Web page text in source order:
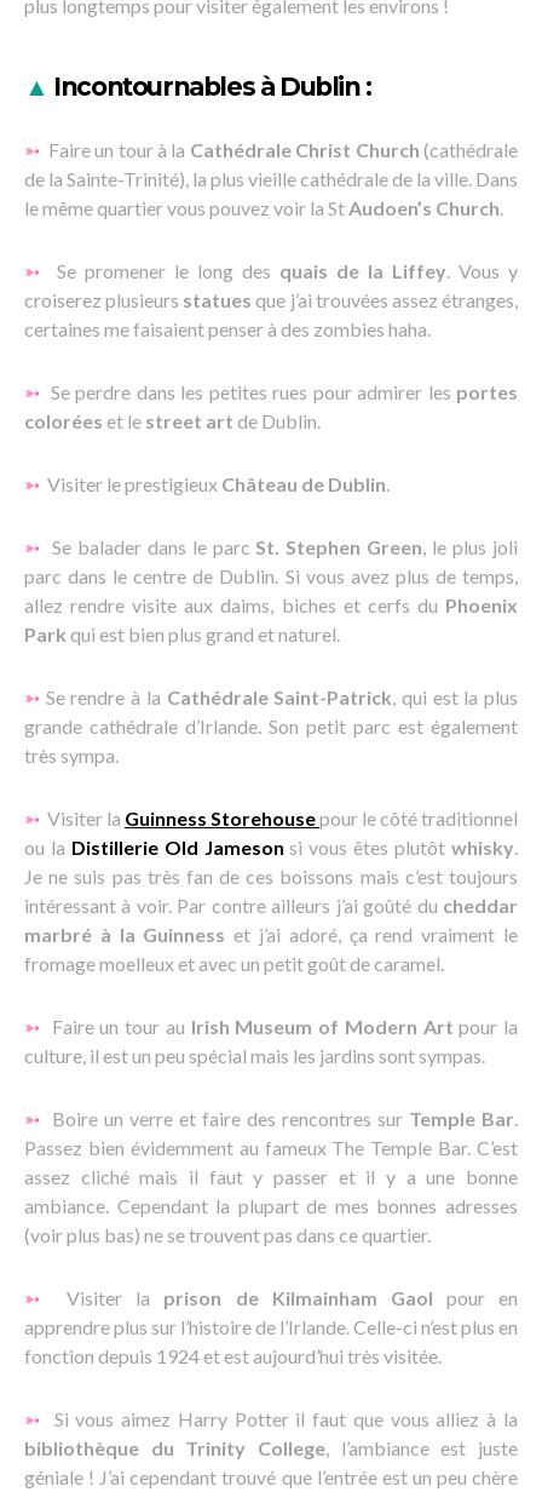
plus longtemps pour visiter également les environs !
▲ Incontournables à Dublin :
➳ Faire un tour à la Cathédrale Christ Church (cathédrale
de la Sainte-Trinité), la plus vieille cathédrale de la ville. Dans
le même quartier vous pouvez voir la StAudoen’s Church.
➳ Se promener le long des quais de la Liffey. Vous y
croiserez plusieurs statues que j’ai trouvées assez étranges,
certaines me faisaient penser à des zombies haha.
➳ Se perdre dans les petites rues pour admirer les portes
colorées et le street art de Dublin.
➳ Visiter le prestigieux Château de Dublin.
➳ Se balader dans le parcSt. Stephen Green, le plus joli
parc dans le centre de Dublin. Si vous avez plus de temps,
allez rendre visite aux daims, biches et cerfs du Phoenix
Park qui est bien plus grand et naturel.
➳ Se rendre à la Cathédrale Saint-Patrick, qui est la plus
grande cathédrale d’Irlande. Son petit parc est également
très sympa.
➳ Visiter la Guinness Storehousepour le côté traditionnel
ou la Distillerie Old Jameson si vous êtes plutôtwhisky.
Je ne suis pas très fan de ces boissons mais c’est toujours
intéressant à voir. Par contre ailleurs j’ai goûté du cheddar
marbré à la Guinness et j’ai adoré, ça rend vraiment le
fromage moelleux et avec un petit goût de caramel.
➳ Faire un tour au Irish Museum of Modern Art pour la
culture, il est un peu spécial mais les jardins sont sympas.
➳ Boire un verre et faire des rencontres sur Temple Bar.
Passez bien évidemment au fameux The Temple Bar. C’est
assez cliché mais il faut y passer et il y a une bonne
ambiance. Cependant la plupart de mes bonnes adresses
(voir plus bas) ne se trouvent pas dans ce quartier.
➳ Visiter la prison de Kilmainham Gaol pour en
apprendre plus sur l’histoire de l’Irlande. Celle-ci n’est plus en
fonction depuis 1924 et est aujourd’hui très visitée.
➳
Si vous aimez Harry Potter il faut que vous alliez à la
bibliothèque du Trinity College, l’ambiance est juste
géniale ! J’ai cependant trouvé que l’entrée est un peu chère